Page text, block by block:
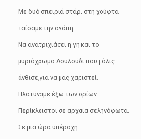
Με δυό σπειριά στάρι στη χούφτα
ταίσαμε την αγάπη.
Να ανατριχιάσει η γη και το
μυριόχρωμο Λουλούδι που μόλις
άνθισε,για να μας χαριστεί.
Πλατύναμε έξω των ορίων.
Περίκλειστοι σε αρχαία σεληνόφωτα.
Σε μια ώρα υπέροχη..